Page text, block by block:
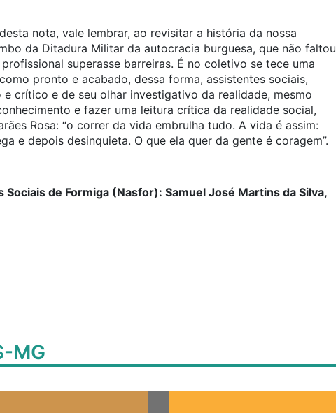
nota, vale lembrar, ao revisitar a história da nossa
da Ditadura Militar da autocracia burguesa, que não faltou
superasse barreiras. É no coletivo se tece uma
pronto e acabado, dessa forma, assistentes sociais,
crítico e de seu olhar investigativo da realidade, mesmo
e fazer uma leitura crítica da realidade social,
Rosa: “o correr da vida embrulha tudo. A vida é assim:
e depois desinquieta. O que ela quer da gente é coragem”.
de Formiga (Nasfor): Samuel José Martins da Silva,
MG